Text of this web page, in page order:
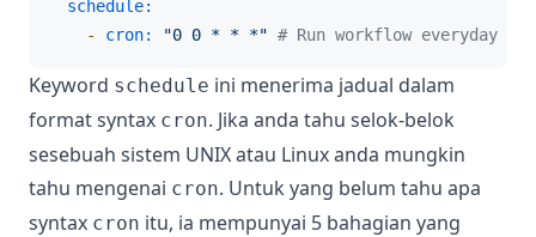
schedule:
-
cron: "0 0 * * *" # Run workflow everyday at
Keyword schedule ini menerima jadual dalam
format syntax cron. Jika anda tahu selok-belok
sesebuah sistem UNIX atau Linux anda mungkin
tahu mengenai cron. Untuk yang belum tahu apa
syntax cron itu, ia mempunyai 5 bahagian yang